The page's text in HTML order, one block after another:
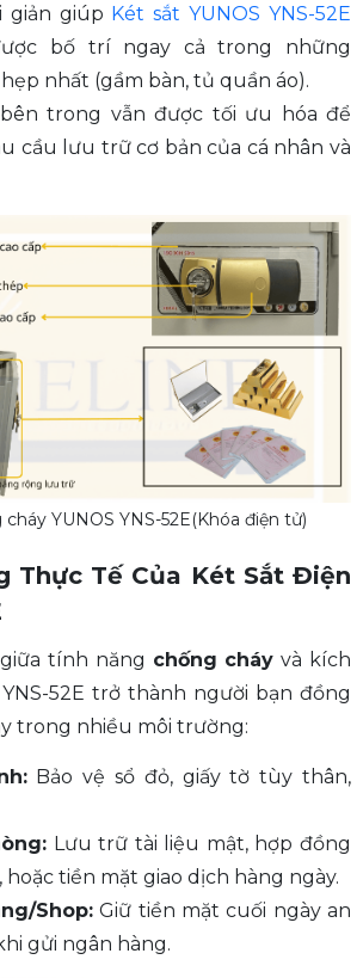
giản giúp Két sắt YUNOS YNS-52E
bố trí ngay cả trong những
nhất (gầm bàn, tủ quần áo).
trong vẫn được tối ưu hóa để
cầu lưu trữ cơ bản của cá nhân và
YUNOS YNS-52E(Khóa điện tử)
Thực Tế Của Két Sắt Điện
tính năng chống cháy và kích
52E trở thành người bạn đồng
trong nhiều môi trường:
Bảo vệ sổ đỏ, giấy tờ tùy thân,
Lưu trữ tài liệu mật, hợp đồng
tiền mặt giao dịch hàng ngày.
Shop:Giữ tiền mặt cuối ngày an
gửi ngân hàng.